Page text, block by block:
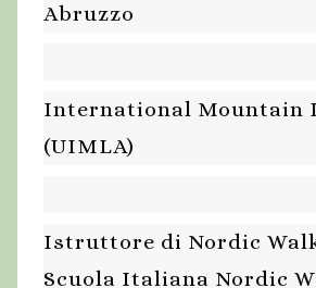
Abruzzo
International Mountain
(UIMLA)
Istruttore di Nordic
Scuola Italiana Nordic